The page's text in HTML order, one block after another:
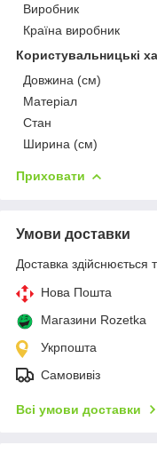
Виробник
Країна виробник
Користувальницькі
Довжина (см)
Матеріал
Стан
Ширина (см)
Приховати
Умови доставки
Доставка здійснюється
Нова Пошта
Магазини Rozetka
Укрпошта
Самовивіз
Всі умови доставки